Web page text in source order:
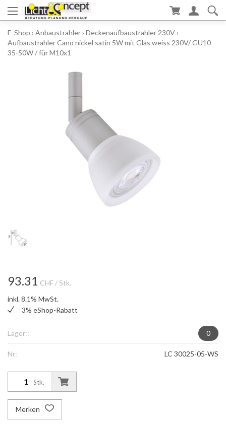
E-Shop › Anbaustrahler› Deckenaufbaustrahler 230V›
Aufbaustrahler Cano nickel satin 5W mit Glas weiss 230V/ GU10
35-50W / für M10x1
93.31 CHF / Stk.
inkl. 8.1% MwSt.
3% eShop-Rabatt
Lager:: 0
Nr: LC 30025-05-WS
Stk.
Merken